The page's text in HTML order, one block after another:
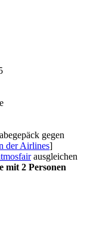
gegen
der Airlines]
ausgleichen
mit 2 Personen